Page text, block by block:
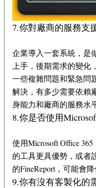
7.你對廠商的服務支
企業導入一套系統，是
上手，後期需求的變
一些複雜問題和緊急問
解決，有多少需要依賴
身能力和廠商的服務水
8.你是否使用
使用Microsoft Office
的工具更具優勢，或者
的FineReport，可能會
9.你有沒有客製化的